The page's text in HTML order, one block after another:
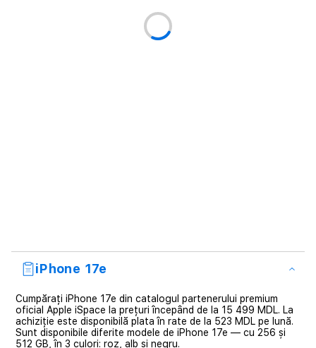
iPhone 17e
Cumpărați iPhone 17e din catalogul partenerului premium
oficial Apple iSpace la prețuri începând de la 15 499 MDL. La
achiziție este disponibilă plata în rate de la 523 MDL pe lună.
Sunt disponibile diferite modele de iPhone 17e — cu 256 și
512 GB, în 3 culori: roz, alb și negru.